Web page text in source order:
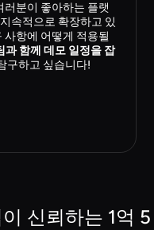
분이 좋아하는 플랫
속적으로 확장하고 있
사항에 어떻게 적용될
과 함께 데모 일정을 잡
구하고 싶습니다!
신뢰하는 1억 5